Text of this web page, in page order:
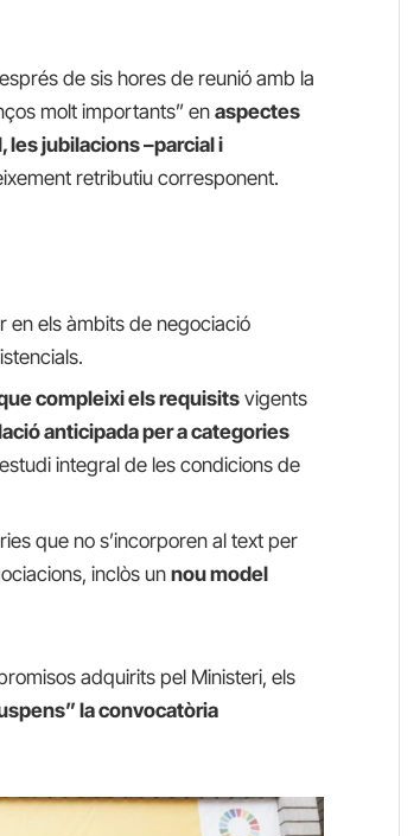
de sis hores de reunió amb la
molt importants” enaspectes
les jubilacions –parcial i
retributiu corresponent.
en els àmbits de negociació
compleixi els requisits vigents
anticipada per a categories
integral de les condicions de
que no s’incorporen al text per
inclòs unnou model
adquirits pel Ministeri, els
la convocatòria